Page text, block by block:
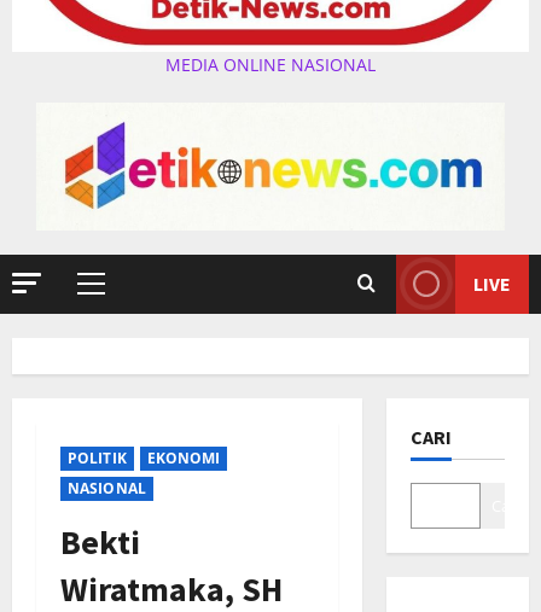
MEDIA ONLINE NASIONAL
Primary
LIVE
POLITIK
EKONOMI
NASIONAL
Bekti
Wiratmaka, SH
CARI